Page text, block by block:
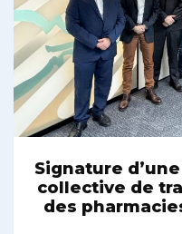
Signature
collective de
des